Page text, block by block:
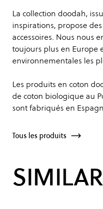
La collection doodah,
inspirations, propose
accessoires. Nous nous
toujours plus en Europe
environnementales les
Les produits en coton
de coton biologique au
sont fabriqués en
Tous les produits